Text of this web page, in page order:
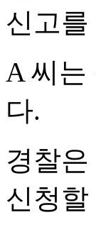
신고
A 씨는
다.
경찰
신청